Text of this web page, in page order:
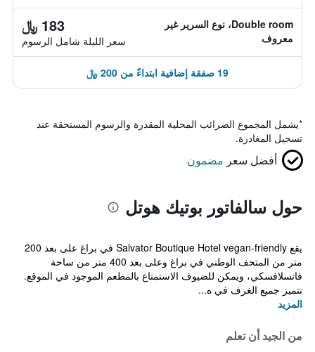
Double room، نوع السرير غير
معروف
183 ﷼
سعر الليلة شامل الرسوم
19 صفقة إضافية ابتداءً من 200 ﷼
*يشمل المجموع الضرائب المحلية المقدرة والرسوم المستحقة عند
تسجيل المغادرة.
أفضل سعر مضمون
حول سالفاتور بوتيك هوتل
يقع Salvator Boutique Hotel vegan-friendly في براغ على بعد 200
متر من المتحف الوطني في براغ وعلى بعد 400 متر من ساحة
فاتسلافسكي، ويمكن للضيوف الاستمتاع بالمطعم الموجود في الموقع.
تتميز جميع الغرف في ه...
المزيد
من الجيد أن تعلم